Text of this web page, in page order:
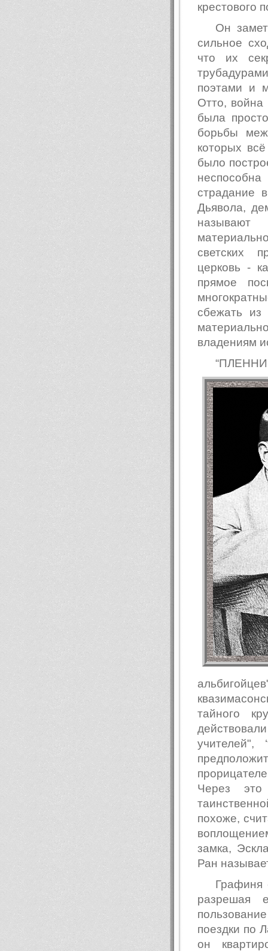
крестового
Он
сильное
что их
поэтами и
Отто, война
была
борьбы
которых
было
страдание
Дьявола,
называют
светских
церковь -
прямое
сбежать из
владениям
тайного
учителей",
Через
похоже,
замка,
Ран
Графиня
разрешая
поездки по
он